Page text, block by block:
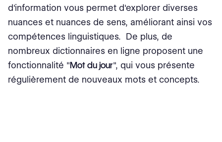
d'information vous permet d'explorer diverses
nuances et nuances de sens, améliorant ainsi vos
compétences linguistiques. De plus, de
nombreux dictionnaires en ligne proposent une
fonctionnalité "Mot du jour", qui vous présente
régulièrement de nouveaux mots et concepts.